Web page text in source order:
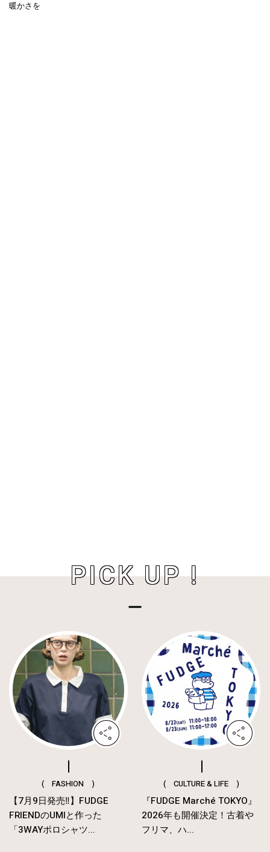
暖かさを
PICK UP !
( FASHION )
【7月9日発売‼︎】FUDGE
FRIENDのUMIと作った
「3WAYポロシャツ...
( CULTURE & LIFE )
『FUDGE Marché TOKYO』
2026年も開催決定！古着や
フリマ、ハ...